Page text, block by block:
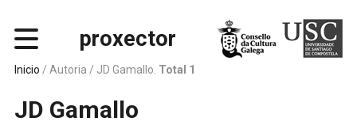
proxector
Inicio / Autoria / JD Gamallo. Total 1
JD Gamallo